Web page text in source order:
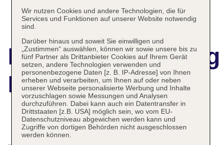
Lara Hotel
Das bietet Ihre Unterkunft
Wir nutzen Cookies und andere Technologien, die für
Services und Funktionen auf unserer Website notwendig
sind.
Darüber hinaus und soweit Sie einwilligen und
„Zustimmen“ auswählen, können wir sowie unsere bis zu
fünf Partner als Drittanbieter Cookies auf Ihrem Gerät
setzen, andere Technologien verwenden und
personenbezogene Daten [z. B. IP-Adresse] von Ihnen
erheben und verarbeiten, um Ihnen auf oder neben
unserer Webseite personalisierte Werbung und Inhalte
vorzuschlagen sowie Messungen und Analysen
durchzuführen. Dabei kann auch ein Datentransfer in
Drittstaaten [z.B. USA] möglich sein, wo vom EU-
Datenschutzniveau abgewichen werden kann und
Zugriffe von dortigen Behörden nicht ausgeschlossen
werden können.